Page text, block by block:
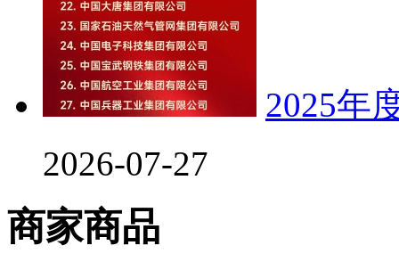
2025年
2026-07-27
商家商品